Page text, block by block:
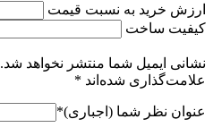
ارزش خرید به نسبت قیمت
کیفیت ساخت
نشانی ایمیل شما منتشر نخواهد شد.
علامت‌گذاری شده‌اند *
عنوان نظر شما (اجباری)*